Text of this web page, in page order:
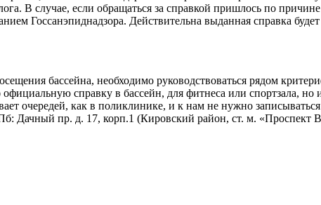
В случае, если обращаться за справкой пришлось по
Госсанэпиднадзора. Действительна выданная справка
бассейна, необходимо руководствоваться рядом
справку в бассейн, для фитнеса или спортзала,
очередей, как в поликлинике, и к нам не нужно
Дачный пр. д. 17, корп.1 (Кировский район, ст. м. «Проспект